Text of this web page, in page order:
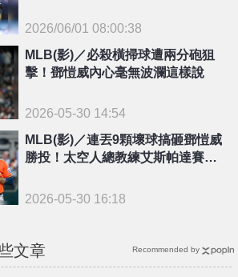
2026/06/01 08:00:38
MLB(影)／必殺橫掃球遭兩分砲狙
擊！鄧愷威內心毫無波瀾這樣說
2026-05-30 14:54
MLB(影)／連丟9顆壞球搞砸鄧愷威
勝投！太空人總教練艾斯帕達賽後
2026-05-30 16:18
文章 Recommended by